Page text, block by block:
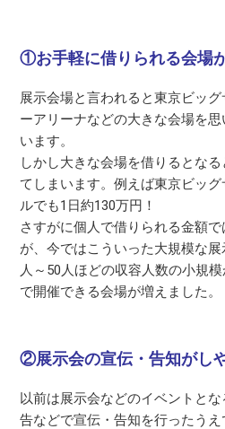
①お手軽に借りられる会場
展示会場と言われると東京ビッ
ーアリーナなどの大きな会場を
います。
しかし大きな会場を借りるとな
てしまいます。例えば東京ビッ
ルでも1日約130万円！
さすがに個人で借りられる金額
が、今ではこういった大規模な
人～50人ほどの収容人数の小規
で開催できる会場が増えました。
②展示会の宣伝・告知がし
以前は展示会などのイベントと
告などで宣伝・告知を行ったう